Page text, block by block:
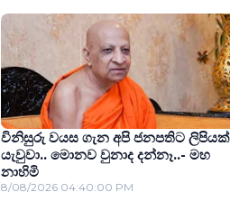
විනිසුරු වයස ගැන අපි ජනපතිට ලිපියක්
යැවුවා.. මොනව වුනාද දන්නෑ..- මහ
නාහිමි
8/08/2026 04:40:00 PM